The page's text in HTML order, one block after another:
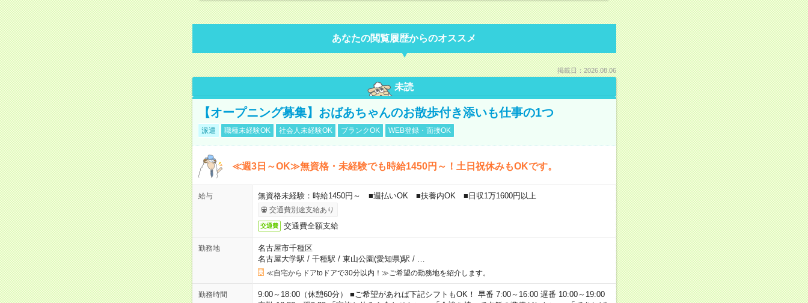
あなたの閲覧履歴からのオススメ
掲載日：2026.08.06
未読
【オープニング募集】おばあちゃんのお散歩付き添いも仕事の1つ
派遣 職種未経験OK 社会人未経験OK ブランクOK WEB登録・面接OK
≪週3日～OK≫無資格・未経験でも時給1450円～！土日祝休みもOKです。
給与 無資格未経験：時給1450円～ ■週払いOK ■扶養内OK ■日収1万1600円以上
交通費別途支給あり
交通費 交通費全額支給
勤務地
名古屋市千種区
名古屋大学駅 / 千種駅 / 東山公園(愛知県)駅 /
≪自宅からドアtoドアで30分以内！≫ご希望の勤務地を紹介します。
勤務時間
9:00～18:00（休憩60分） ■ご希望があれば下記シフトもOK！ 早番 7:00～16:00 遅番 10:00～19:00